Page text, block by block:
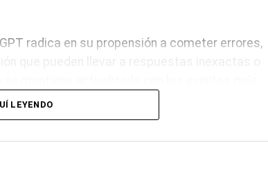
radica en su propensión a cometer errores,
búsqueda que rastrean constantemente la
relevante.
a una amplia gama de páginas indexadas y
LEYENDO